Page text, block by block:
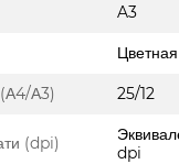
A3
Цветная
А3) 25/12
(dpi)
dpi